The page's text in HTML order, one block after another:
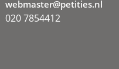
webmaster@petities.nl
020 7854412